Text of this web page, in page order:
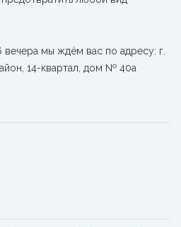
мы ждём вас по адресу: г.
14-квартал, дом № 40а